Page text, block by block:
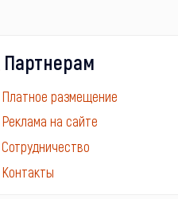
Партнерам
Платное размещение
Реклама на сайте
Сотрудничество
Контакты